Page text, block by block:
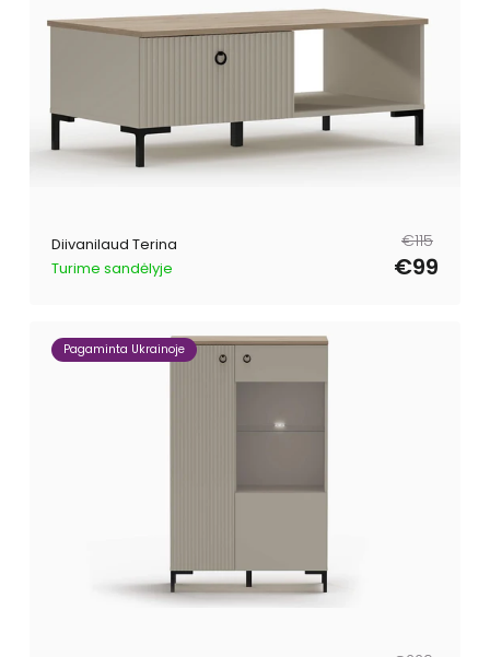
Diivanilaud Terina
Turime sandėlyje
Tavahind
€115
Müügihind
€99
Pagaminta Ukrainoje